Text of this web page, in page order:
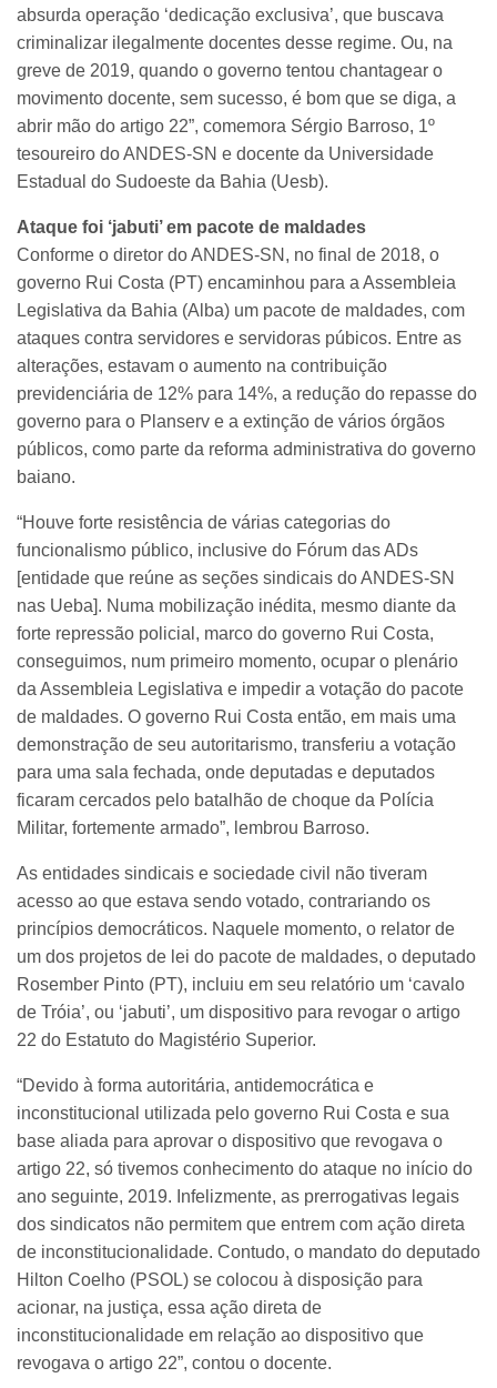
absurda operação ‘dedicação exclusiva’, que buscava
criminalizar ilegalmente docentes desse regime. Ou, na
greve de 2019, quando o governo tentou chantagear o
movimento docente, sem sucesso, é bom que se diga, a
abrir mão do artigo 22”, comemora Sérgio Barroso, 1º
tesoureiro do ANDES-SN e docente da Universidade
Estadual do Sudoeste da Bahia (Uesb).
Ataque foi ‘jabuti’ em pacote de maldades
Conforme o diretor do ANDES-SN, no final de 2018, o
governo Rui Costa (PT) encaminhou para a Assembleia
Legislativa da Bahia (Alba) um pacote de maldades, com
ataques contra servidores e servidoras púbicos. Entre as
alterações, estavam o aumento na contribuição
previdenciária de 12% para 14%, a redução do repasse do
governo para o Planserv e a extinção de vários órgãos
públicos, como parte da reforma administrativa do governo
baiano.
“Houve forte resistência de várias categorias do
funcionalismo público, inclusive do Fórum das ADs
[entidade que reúne as seções sindicais do ANDES-SN
nas Ueba]. Numa mobilização inédita, mesmo diante da
forte repressão policial, marco do governo Rui Costa,
conseguimos, num primeiro momento, ocupar o plenário
da Assembleia Legislativa e impedir a votação do pacote
de maldades. O governo Rui Costa então, em mais uma
demonstração de seu autoritarismo, transferiu a votação
para uma sala fechada, onde deputadas e deputados
ficaram cercados pelo batalhão de choque da Polícia
Militar, fortemente armado”, lembrou Barroso.
As entidades sindicais e sociedade civil não tiveram
acesso ao que estava sendo votado, contrariando os
princípios democráticos. Naquele momento, o relator de
um dos projetos de lei do pacote de maldades, o deputado
Rosember Pinto (PT), incluiu em seu relatório um ‘cavalo
de Tróia’, ou ‘jabuti’, um dispositivo para revogar o artigo
22 do Estatuto do Magistério Superior.
“Devido à forma autoritária, antidemocrática e
inconstitucional utilizada pelo governo Rui Costa e sua
base aliada para aprovar o dispositivo que revogava o
artigo 22, só tivemos conhecimento do ataque no início do
ano seguinte, 2019. Infelizmente, as prerrogativas legais
dos sindicatos não permitem que entrem com ação direta
de inconstitucionalidade. Contudo, o mandato do deputado
Hilton Coelho (PSOL) se colocou à disposição para
acionar, na justiça, essa ação direta de
inconstitucionalidade em relação ao dispositivo que
revogava o artigo 22”, contou o docente.